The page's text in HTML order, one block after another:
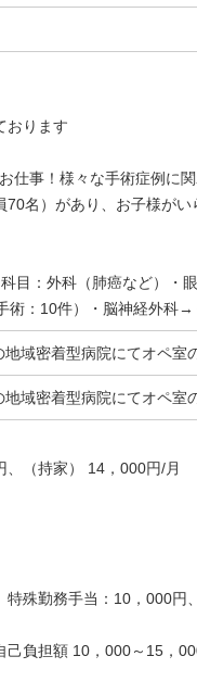
おります
事！様々な手術症例に関
名）があり、お子様が
目：外科（肺癌など）・
術：10件）・脳神経外科
地域密着型病院にてオペ
地域密着型病院にてオペ
（持家） 14，000円/月
殊勤務手当：10，000円、
担額 10，000～15，